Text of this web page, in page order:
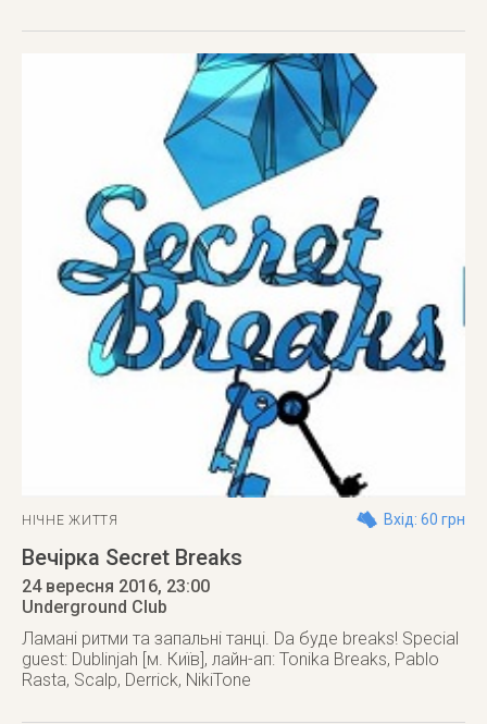
НІЧНЕ ЖИТТЯ Вхід: 60 грн
Вечірка Secret Breaks
24 вересня 2016, 23:00
Underground Club
Ламані ритми та запальні танці. Da буде breaks! Special
guest: Dublinjah [м. Київ], лайн-ап: Tonika Breaks, Pablo
Rasta, Scalp, Derrick, NikiTone